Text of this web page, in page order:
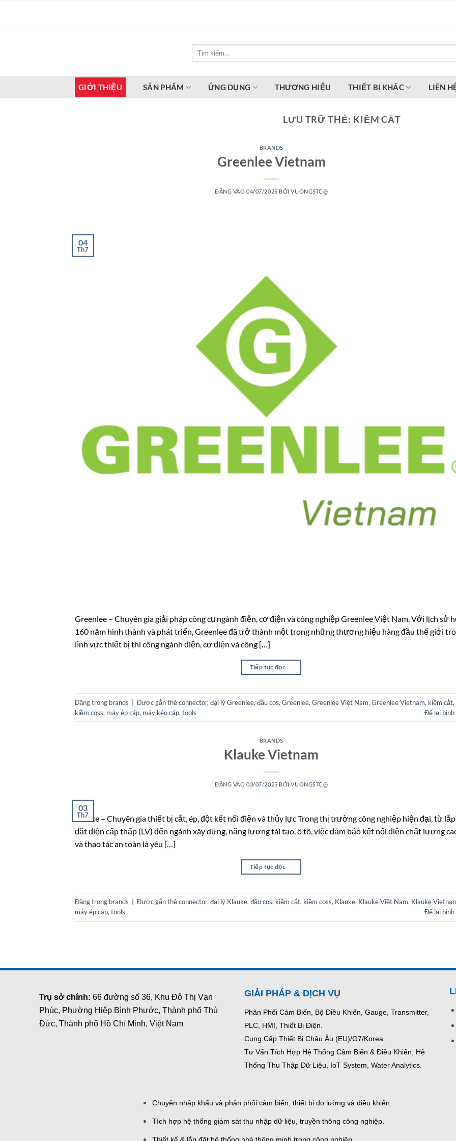
GIỚI THIỆU SẢN PHẨM ỨNG DỤNG THƯƠNG HIỆU THIẾT BỊ KHÁC LIÊN
LƯU TRỮ THẺ: KIỀM CẮT
BRANDS
Greenlee Vietnam
ĐĂNG VÀO04/07/2025 BỞIVUONGSTC@
04
Th7
Greenlee – Chuyên gia giải pháp công cụ ngành điện, cơ điện và công nghiệp Greenlee Việt Nam, Với lịch sử
160 năm hình thành và phát triển, Greenlee đã trở thành một trong những thương hiệu hàng đầu thế giới
lĩnh vực thiết bị thi công ngành điện, cơ điện và công […]
Tiếp tục đọc
Đăng trong brands Được gắn thẻconnector, đại lý Greenlee, đầu cos, Greenlee, Greenlee Việt Nam, Greenlee Vietnam, kiềm cắt,
kiềm coss, máy ép cáp, máy kéo cáp, tools Để lại bình
BRANDS
Klauke Vietnam
ĐĂNG VÀO03/07/2025 BỞIVUONGSTC@
03
Th7
Klauke – Chuyên gia thiết bị cắt, ép, đột kết nối điện và thủy lực Trong thị trường công nghiệp hiện đại, từ lắp
đặt điện cấp thấp (LV) đến ngành xây dựng, năng lượng tái tạo, ô tô, việc đảm bảo kết nối điện chất lượng
và thao tác an toàn là yêu […]
Tiếp tục đọc
Đăng trong brands Được gắn thẻconnector,đại lý Klauke,đầu cos, kiềm cắt, kiềm coss, Klauke, Klauke Việt Nam, Klauke
máy ép cáp,tools Để lại bình
Trụ sở chính: 66 đường số 36, Khu Đô Thị Vạn
Phúc, Phường Hiệp Bình Phước, Thành phố Thủ
Đức, Thành phố Hồ Chí Minh, Việt Nam
GIẢI PHÁP & DỊCH VỤ
Phân Phối Cảm Biến, Bộ Điều Khiển, Gauge, Transmitter,
PLC, HMI, Thiết Bị Điện.
Cung Cấp Thiết Bị Châu Âu (EU)/G7/Korea.
Tư Vấn Tích Hợp Hệ Thống Cảm Biến & Điều Khiển, Hệ
Thống Thu Thập Dữ Liệu, IoT System, Water Analytics.
Chuyên nhập khẩu và phân phối cảm biến, thiết bị đo lường và điều khiển.
Tích hợp hệ thống giám sát thu nhập dữ liệu, truyền thông công nghiệp.
Thiết kế & lắp đặt hệ thống nhà thông minh trong công nghiệp.